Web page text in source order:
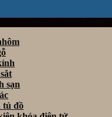
sạn
tủ đồ